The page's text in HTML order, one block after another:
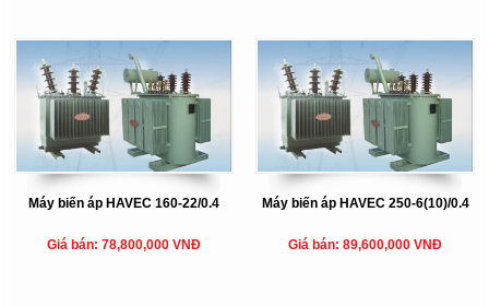
Máy biến áp HAVEC 160-22/0.4
Giá bán: 78,800,000 VNĐ
Máy biến áp HAVEC 250-6(10)/0.4
Giá bán: 89,600,000 VNĐ